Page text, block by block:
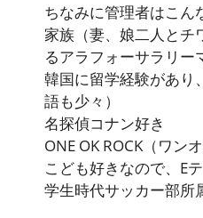
ちなみに管理者はこん
家族（妻、娘二人とチ
るアラフォーサラリー
韓国に留学経験があり
語も少々）
名探偵コナン好き
ONE OK ROCK（ワン
こども好きなので、E
学生時代サッカー部所